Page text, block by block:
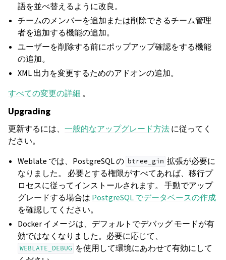
語を並べ替えるように改良。
チームのメンバーを追加または削除できるチーム管理
者を追加する機能の追加。
ユーザーを削除する前にポップアップ確認をする機能
の追加。
XML 出力を変更するためのアドオンの追加。
すべての変更の詳細 。
Upgrading
更新するには、 一般的なアップグレード方法に従ってく
ださい。
Weblate では、PostgreSQL の btree_gin 拡張が必要に
なりました。 必要とする権限がすべてあれば、移行プ
ロセスに従ってインストールされます。 手動でアップ
グレードする場合は PostgreSQL でデータベースの作成
を確認してください。
Docker イメージは、デフォルトでデバッグ モードが有
効ではなくなりました。必要に応じて、
WEBLATE_DEBUG を使用して環境にあわせて有効にして